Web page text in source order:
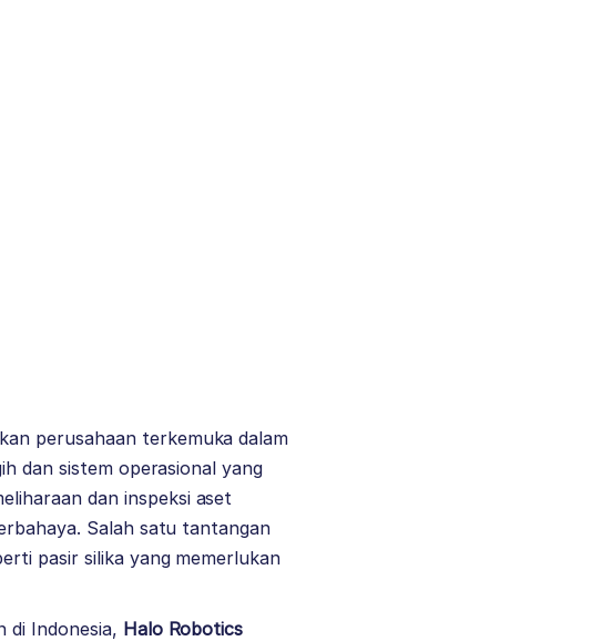
perusahaan terkemuka dalam
dan sistem operasional yang
dan inspeksi aset
Salah satu tantangan
pasir silika yang memerlukan
di Indonesia, Halo Robotics